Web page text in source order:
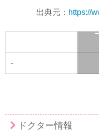
出典元： https://
-
ドクター情報